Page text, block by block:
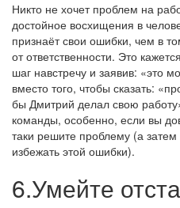
Никто не хочет проблем на
достойное восхищения в
признаёт свои ошибки, чем в
от ответственности. Это
шаг навстречу и заявив: «это
вместо того, чтобы сказать:
бы Дмитрий делал свою
команды, особенно, если вы
таки решите проблему (а
избежать этой ошибки).
6.Умейте